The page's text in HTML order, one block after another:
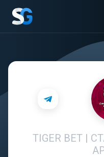
TIGER BET |